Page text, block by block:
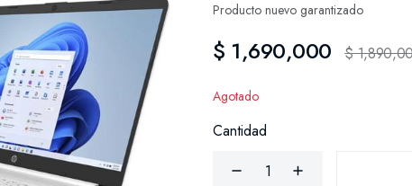
Producto nuevo garantizado
$ 1,690,000 $
Agotado
Cantidad